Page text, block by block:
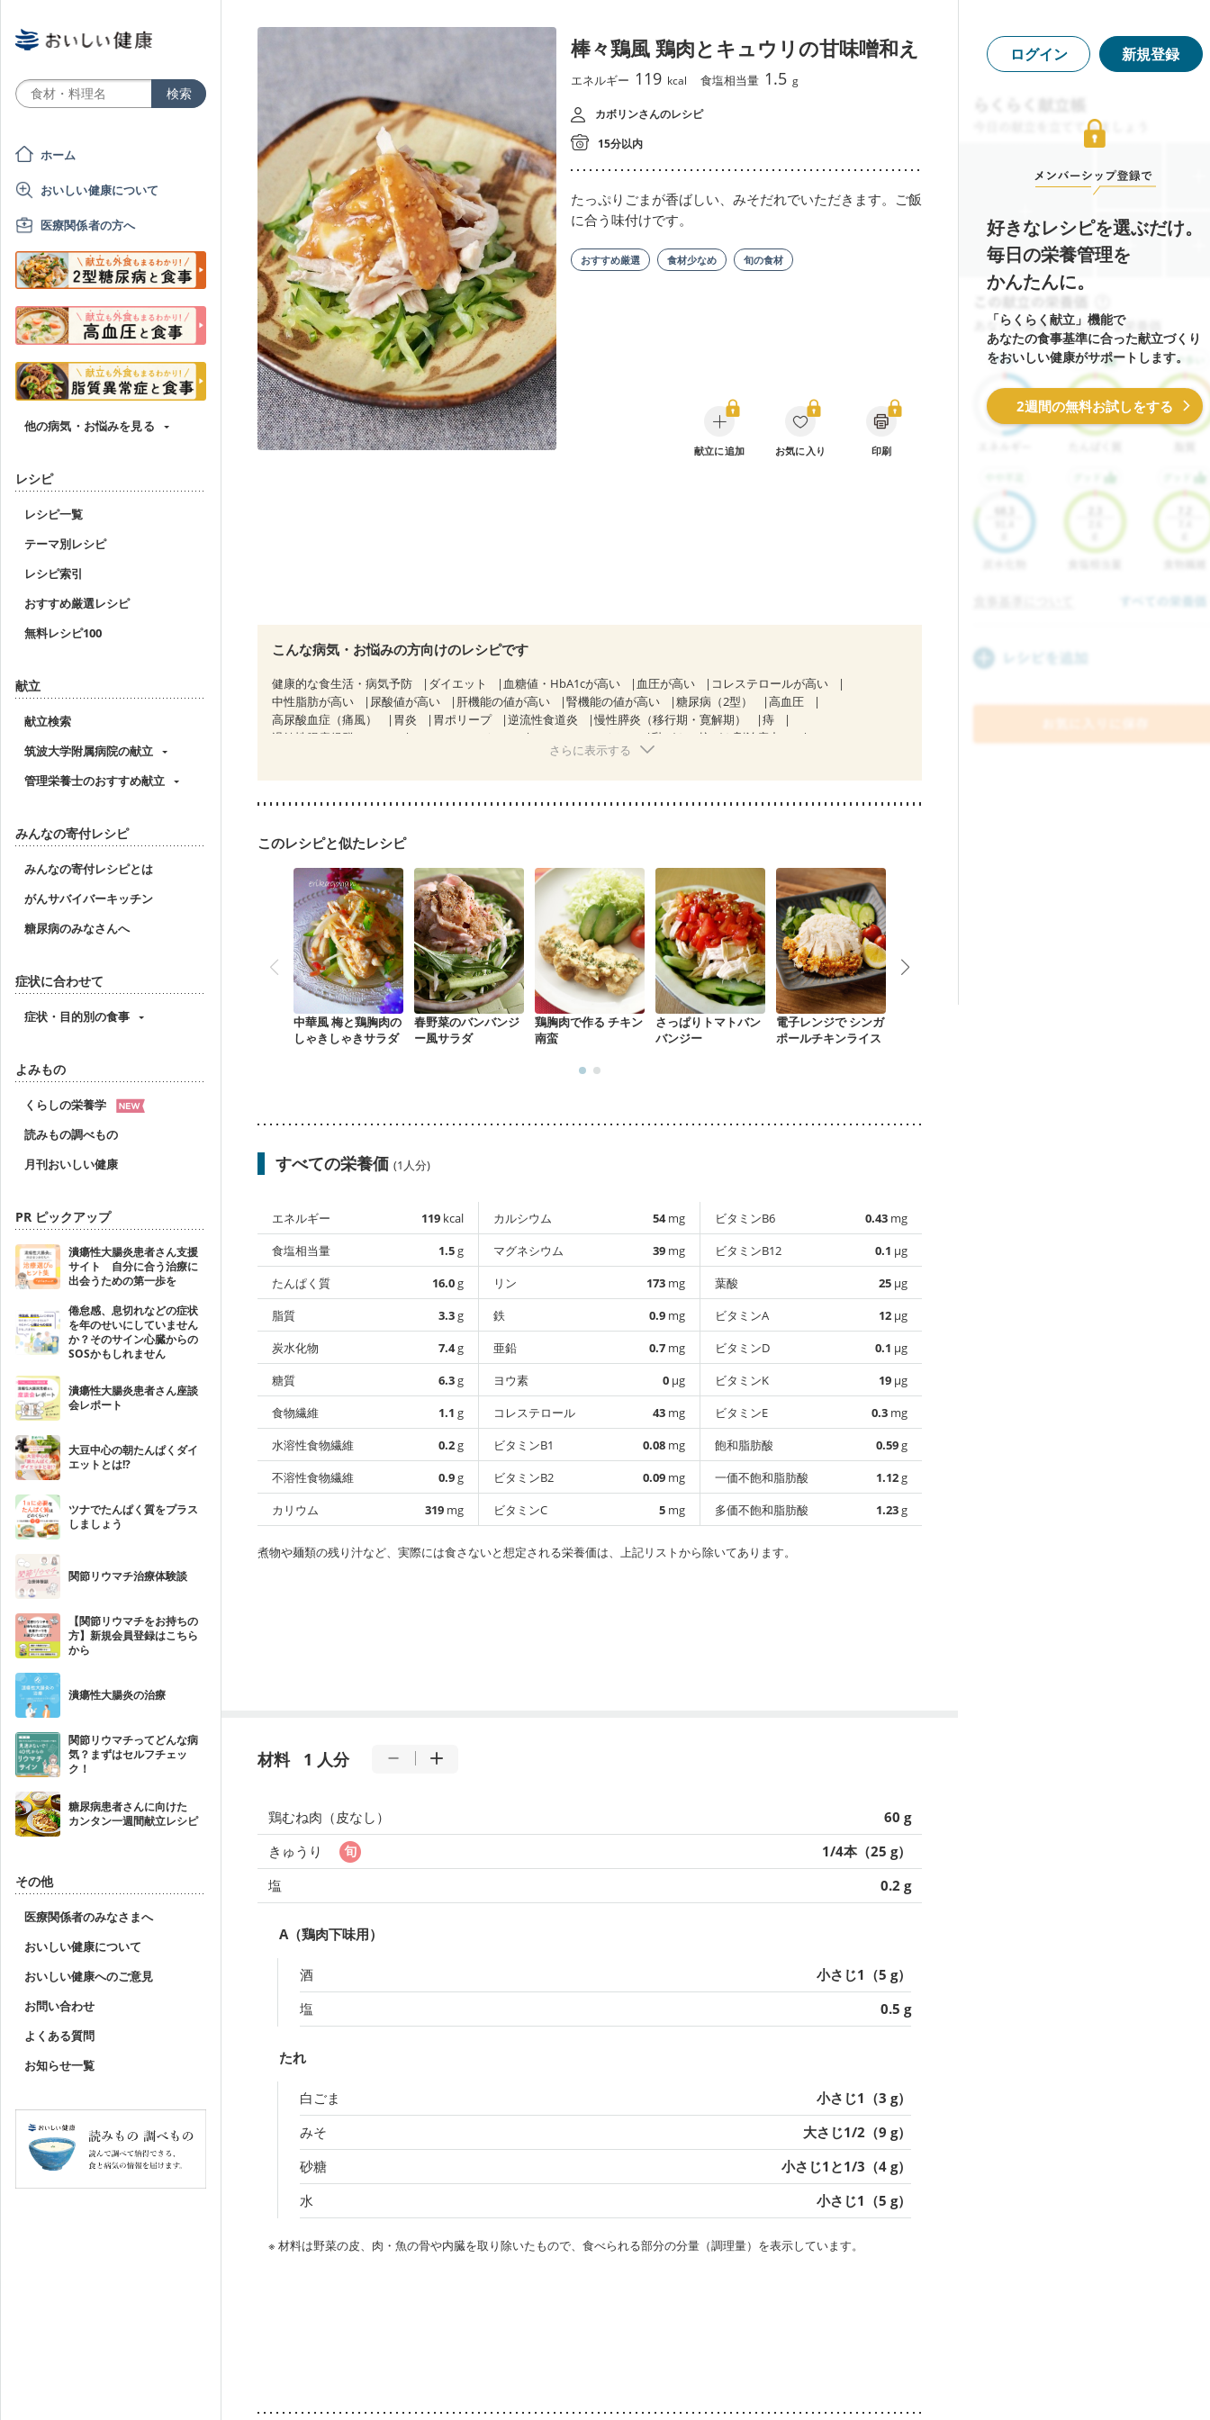
ホーム
おいしい健康について
医療関係者の方へ
他の病気・お悩みを見る
レシピ
レシピ一覧
テーマ別レシピ
レシピ索引
おすすめ厳選レシピ
無料レシピ100
献立
献立検索
筑波大学附属病院の献立
管理栄養士のおすすめ献立
みんなの寄付レシピ
みんなの寄付レシピとは
がんサバイバーキッチン
糖尿病のみなさんへ
症状に合わせて
症状・目的別の食事
よみもの
くらしの栄養学
読みもの調べもの
月刊おいしい健康
PR ピックアップ
潰瘍性大腸炎患者さん支援
サイト 自分に合う治療に
出会うための第一歩を
倦怠感、息切れなどの症状
を年のせいにしていません
か？そのサイン心臓からの
SOSかもしれません
潰瘍性大腸炎患者さん座談
会レポート
大豆中心の朝たんぱくダイ
エットとは!?
ツナでたんぱく質をプラス
しましょう
関節リウマチ治療体験談
【関節リウマチをお持ちの
方】新規会員登録はこちら
から
潰瘍性大腸炎の治療
関節リウマチってどんな病
気？まずはセルフチェッ
ク！
糖尿病患者さんに向けた
カンタン一週間献立レシピ
その他
医療関係者のみなさまへ
おいしい健康について
おいしい健康へのご意見
お問い合わせ
よくある質問
お知らせ一覧
棒々鶏風 鶏肉とキュウリの甘味噌和え
エネルギー 119 kcal 食塩相当量 1.5 g
カボリンさんのレシピ
15分以内
たっぷりごまが香ばしい、みそだれでいただきます。ご飯
に合う味付けです。
おすすめ厳選 食材少なめ 旬の食材
献立に追加 お気に入り 印刷
こんな病気・お悩みの方向けのレシピです
健康的な食生活・病気予防 ダイエット 血糖値・HbA1cが高い 血圧が高い
コレステロールが高い
中性脂肪が高い
尿酸値が高い 肝機能の値が高い 腎機能の値が高い 糖尿病（2型）
高血圧
高尿酸血症（痛風）
胃炎 胃ポリープ 逆流性食道炎 慢性膵炎（移行期・寛解期）
痔
過敏性腸症候群（IBS）
CKD（ステージ１） CKD（ステージ２）
乳がん（抗がん剤治療中）
乳がん（放射線治療中）
乳がん治療を終えた方・経過観察中の方など
産後（母乳）
産後（混合栄養） 産後（ミルク） 骨折 骨粗しょう症 関節リウマチ
乾癬
さらに表示する
このレシピと似たレシピ
中華風 梅と鶏胸肉の
しゃきしゃきサラダ
春野菜のバンバンジ
ー風サラダ
鶏胸肉で作る チキン
南蛮
さっぱりトマトバン
バンジー
電子レンジで シンガ
ポールチキンライス
すべての栄養価 (1人分)
エネルギー 119 kcal
食塩相当量
1.5g
たんぱく質
16.0g
脂質
3.3g
炭水化物
7.4g
糖質
6.3g
食物繊維
1.1 g
水溶性食物繊維
0.2g
不溶性食物繊維
0.9g
カリウム
319 mg
カルシウム 54mg
マグネシウム
39 mg
リン
173 mg
鉄
0.9 mg
亜鉛
0.7 mg
ヨウ素
0 µg
コレステロール
43 mg
ビタミンB1
0.08 mg
ビタミンB2
0.09 mg
ビタミンC
5 mg
ビタミンB6 0.43 mg
ビタミンB12
0.1 µg
葉酸
25 µg
ビタミンA
12 µg
ビタミンD
0.1 µg
ビタミンK
19 µg
ビタミンE
0.3 mg
飽和脂肪酸
0.59g
一価不飽和脂肪酸
1.12g
多価不飽和脂肪酸
1.23g
煮物や麺類の残り汁など、実際には食さないと想定される栄養価は、上記リストから除いてあります。
材料 1 人分
鶏むね肉（皮なし）
60 g
きゅうり
1/4本（25 g）
塩
0.2 g
A（鶏肉下味用）
酒
小さじ1（5 g）
塩
0.5 g
たれ
白ごま
小さじ1（3 g）
みそ
大さじ1/2（9 g）
砂糖
小さじ1と1/3（4 g）
水
小さじ1（5 g）
※ 材料は野菜の皮、肉・魚の骨や内臓を取り除いたもので、食べられる部分の分量（調理量）を表示しています。
ログイン 新規登録
好きなレシピを選ぶだけ。
毎日の栄養管理を
かんたんに。
「らくらく献立」機能で
あなたの食事基準に合った献立づくり
をおいしい健康がサポートします。
2週間の無料お試しをする